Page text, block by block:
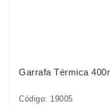
Garrafa Térmica
Código: 19005